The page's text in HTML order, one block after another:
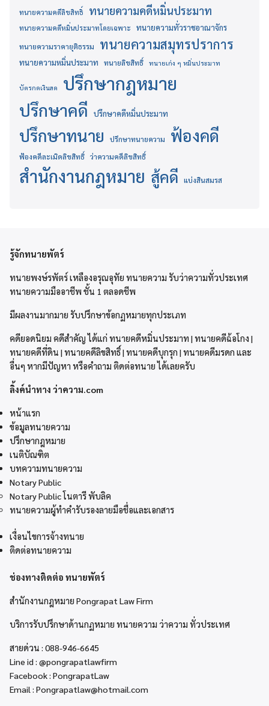
ทนายความคดีลิขสิทธิ์
ทนายความคดีหมิ่นประมาท
ทนายความคดีหมิ่นประมาทโดยเฉพาะ ทนายความทั่วราชอาณาจักร
ทนายความราคายุติธรรม ทนายความสมุทรปราการ
ทนายความหมิ่นประมาท ทนายลิขสิทธิ์ ทนายเก่ง ๆ หมิ่นประมาท
บัตรกดเงินสด ปรึกษากฎหมาย
ปรึกษาคดี ปรึกษาคดีหมิ่นประมาท
ปรึกษาทนาย ปรึกษาทนายความ ฟ้องคดี
ฟ้องคดีละเมิดลิขสิทธิ์ ว่าความคดีลิขสิทธิ์
สำนักงานกฎหมาย สู้คดี แบ่งสินสมรส
รู้จักทนายพัตร์
ทนายพงษ์รพัตร์ เหลืองอรุณอุทัย ทนายความ รับว่าความทั่วประเทศ
ทนายความมืออาชีพ ชั้น 1 ตลอดชีพ
มีผลงานมากมาย รับปรึกษาข้อกฏหมายทุกประเภท
คดียอดนิยม คดีสำคัญ ได้แก่ ทนายคดีหมิ่นประมาท | ทนายคดีฉ้อโกง |
ทนายคดีที่ดิน | ทนายคดีลิขสิทธิ์ | ทนายคดีบุกรุก | ทนายคดีมรดก และ
อื่นๆ หากมีปัญหา หรือคำถาม ติดต่อทนาย ได้เลยครับ
ลิ้งค์นำทาง ว่าความ.com
หน้าแรก
ข้อมูลทนายความ
ปรึกษากฎหมาย
เนติบัณฑิต
บทความทนายความ
Notary Public
Notary Public โนตารี พับลิค
ทนายความผู้ทำคำรับรองลายมือชื่อและเอกสาร
เงื่อนไขการจ้างทนาย
ติดต่อทนายความ
ช่องทางติดต่อ ทนายพัตร์
สำนักงานกฎหมาย Pongrapat Law Firm
บริการรับปรึกษาด้านกฏหมาย ทนายความ ว่าความ ทั่วประเทศ
สายด่วน : 088-946-6645
Line id : @pongrapatlawfirm
Facebook : PongrapatLaw
Email : Pongrapatlaw@hotmail.com